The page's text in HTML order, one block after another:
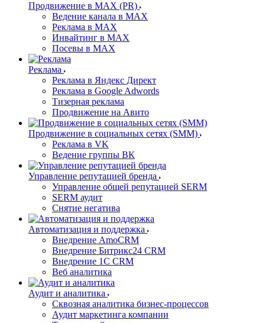
Продвижение в MAX (PR)
Ведение канала в MAX
Реклама в MAX
Инвайтинг в MAX
Посевы в MAX
Реклама
Реклама в Яндекс Директ
Реклама в Google Adwords
Тизерная реклама
Продвижение на Авито
Продвижение в социальных сетях (SMM)
Реклама в VK
Ведение группы ВК
Управление репутацией бренда
Управление общей репутацией SERM
SERM аудит
Снятие негатива
Автоматизация и поддержка
Внедрение AmoCRM
Внедрение Битрикс24 CRM
Внедрение 1C CRM
Веб аналитика
Аудит и аналитика
Сквозная аналитика бизнес-процессов
Аудит маркетинга компании